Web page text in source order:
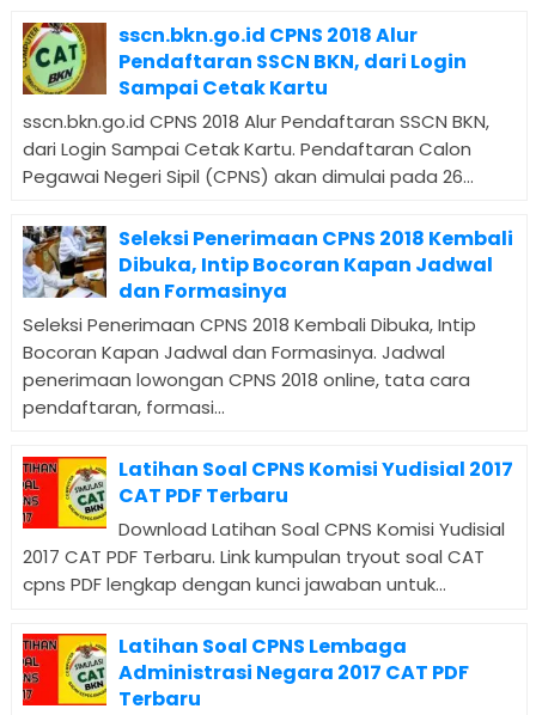
sscn.bkn.go.id CPNS 2018 Alur
Pendaftaran SSCN BKN, dari Login
Sampai Cetak Kartu
sscn.bkn.go.id CPNS 2018 Alur Pendaftaran SSCN BKN,
dari Login Sampai Cetak Kartu. Pendaftaran Calon
Pegawai Negeri Sipil (CPNS) akan dimulai pada 26...
Seleksi Penerimaan CPNS 2018 Kembali
Dibuka, Intip Bocoran Kapan Jadwal
dan Formasinya
Seleksi Penerimaan CPNS 2018 Kembali Dibuka, Intip
Bocoran Kapan Jadwal dan Formasinya. Jadwal
penerimaan lowongan CPNS 2018 online, tata cara
pendaftaran, formasi...
Latihan Soal CPNS Komisi Yudisial 2017
CAT PDF Terbaru
Download Latihan Soal CPNS Komisi Yudisial
2017 CAT PDF Terbaru. Link kumpulan tryout soal CAT
cpns PDF lengkap dengan kunci jawaban untuk...
Latihan Soal CPNS Lembaga
Administrasi Negara 2017 CAT PDF
Terbaru